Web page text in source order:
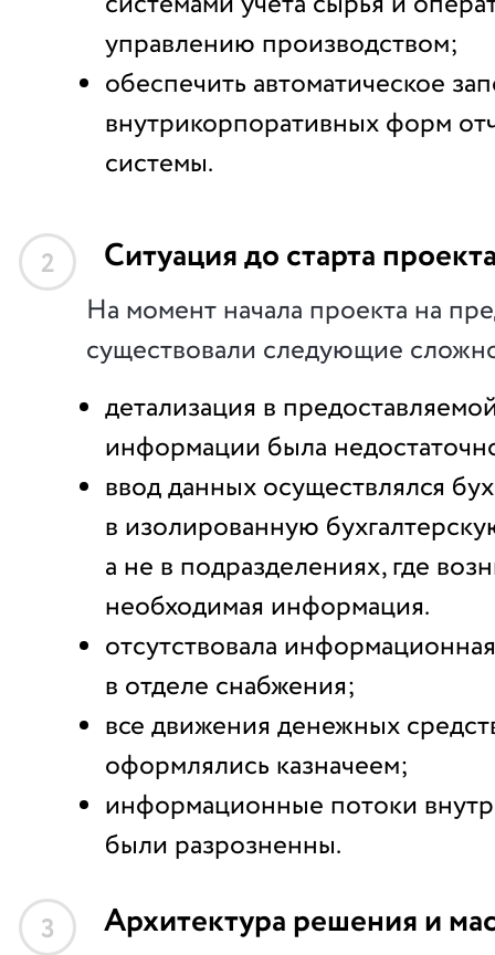
управлению производством;
обеспечить автоматическое
внутрикорпоративных форм
системы.
2 Ситуация до старта
На момент начала проекта на
существовали следующие
детализация в
информации была
ввод данных осуществлялся
в изолированную
а не в подразделениях, где
необходимая информация.
отсутствовала
в отделе снабжения;
все движения денежных
оформлялись казначеем;
информационные потоки
были разрозненны.
3 Архитектура решения и